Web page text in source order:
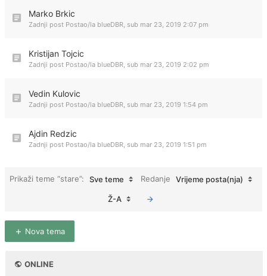
Marko Brkic
Zadnji post Postao/la blueDBR, sub mar 23, 2019 2:07 pm
Kristijan Tojcic
Zadnji post Postao/la blueDBR, sub mar 23, 2019 2:02 pm
Vedin Kulovic
Zadnji post Postao/la blueDBR, sub mar 23, 2019 1:54 pm
Ajdin Redzic
Zadnji post Postao/la blueDBR, sub mar 23, 2019 1:51 pm
Prikaži teme “stare”: Sve teme Redanje Vrijeme posta(nja)
Ž-A
Nova tema
ONLINE